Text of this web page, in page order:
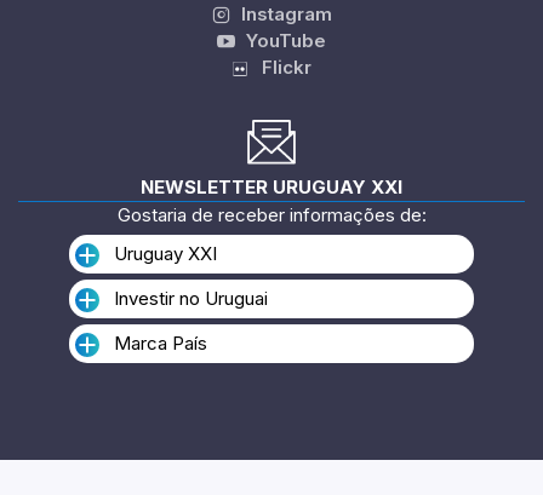
Instagram
YouTube
Flickr
NEWSLETTER URUGUAY XXI
Gostaria de receber informações de:
Uruguay XXI
Investir no Uruguai
Marca País